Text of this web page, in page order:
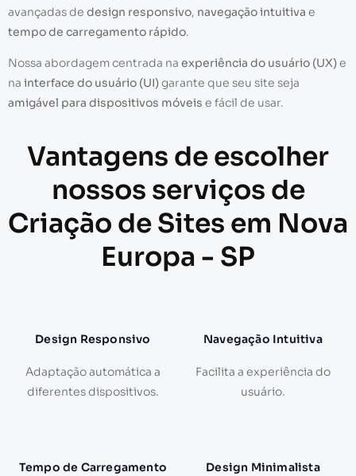
avançadas de design responsivo, navegação intuitiva e
tempo de carregamento rápido.
Nossa abordagem centrada na experiência do usuário (UX)e
na interface do usuário (UI)garante que seu site seja
amigável para dispositivos móveis e fácil de usar.
Vantagens de escolher
nossos serviços de
Criação de Sites em Nova
Europa - SP
Design Responsivo
Adaptação automática a
diferentes dispositivos.
Navegação Intuitiva
Facilita a experiência do
usuário.
Tempo de Carregamento
Design Minimalista